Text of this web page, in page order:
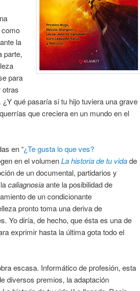
como
la
parte,
para
otras
qué pasaría si tu hijo tuviera una grave
que creciera en un mundo en el
en “¿Te gusta lo que ves?
en el volumenLa historia de tu vidade
de un documental, partidarios y
caliagnosiaante la posibilidad de
de un condicionante
pronto toma una deriva de
Yo diría, de hecho, que ésta es una de
exprimir hasta la última gota todo el
escasa. Informático de profesión, esta
diversos premios, la adaptación